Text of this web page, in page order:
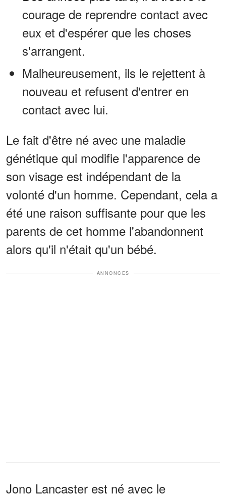
courage de reprendre contact avec
eux et d'espérer que les choses
s'arrangent.
Malheureusement, ils le rejettent à
nouveau et refusent d'entrer en
contact avec lui.
Le fait d'être né avec une maladie
génétique qui modifie l'apparence de
son visage est indépendant de la
volonté d'un homme. Cependant, cela a
été une raison suffisante pour que les
parents de cet homme l'abandonnent
alors qu'il n'était qu'un bébé.
ANNONCES
Jono Lancaster est né avec le